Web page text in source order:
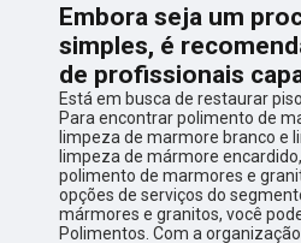
Embora seja um
simples, é
de profissionais
Está em busca de restaurar
Para encontrar polimento de
limpeza de marmore branco e
limpeza de mármore
polimento de marmores e
opções de serviços do
mármores e granitos, você
Polimentos. Com a